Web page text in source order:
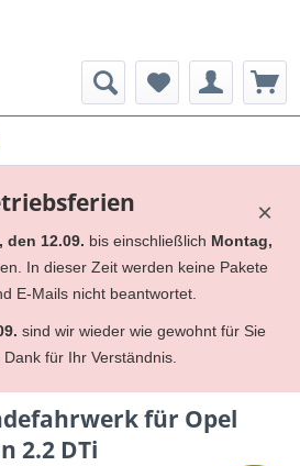
×
den 12.09. bis einschließlich Montag,
In dieser Zeit werden keine Pakete
E-Mails nicht beantwortet.
sind wir wieder wie gewohnt für Sie
für Ihr Verständnis.
für Opel
2.2 DTi